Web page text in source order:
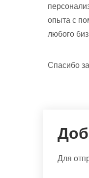
опыта с
любого
Спасибо
Для